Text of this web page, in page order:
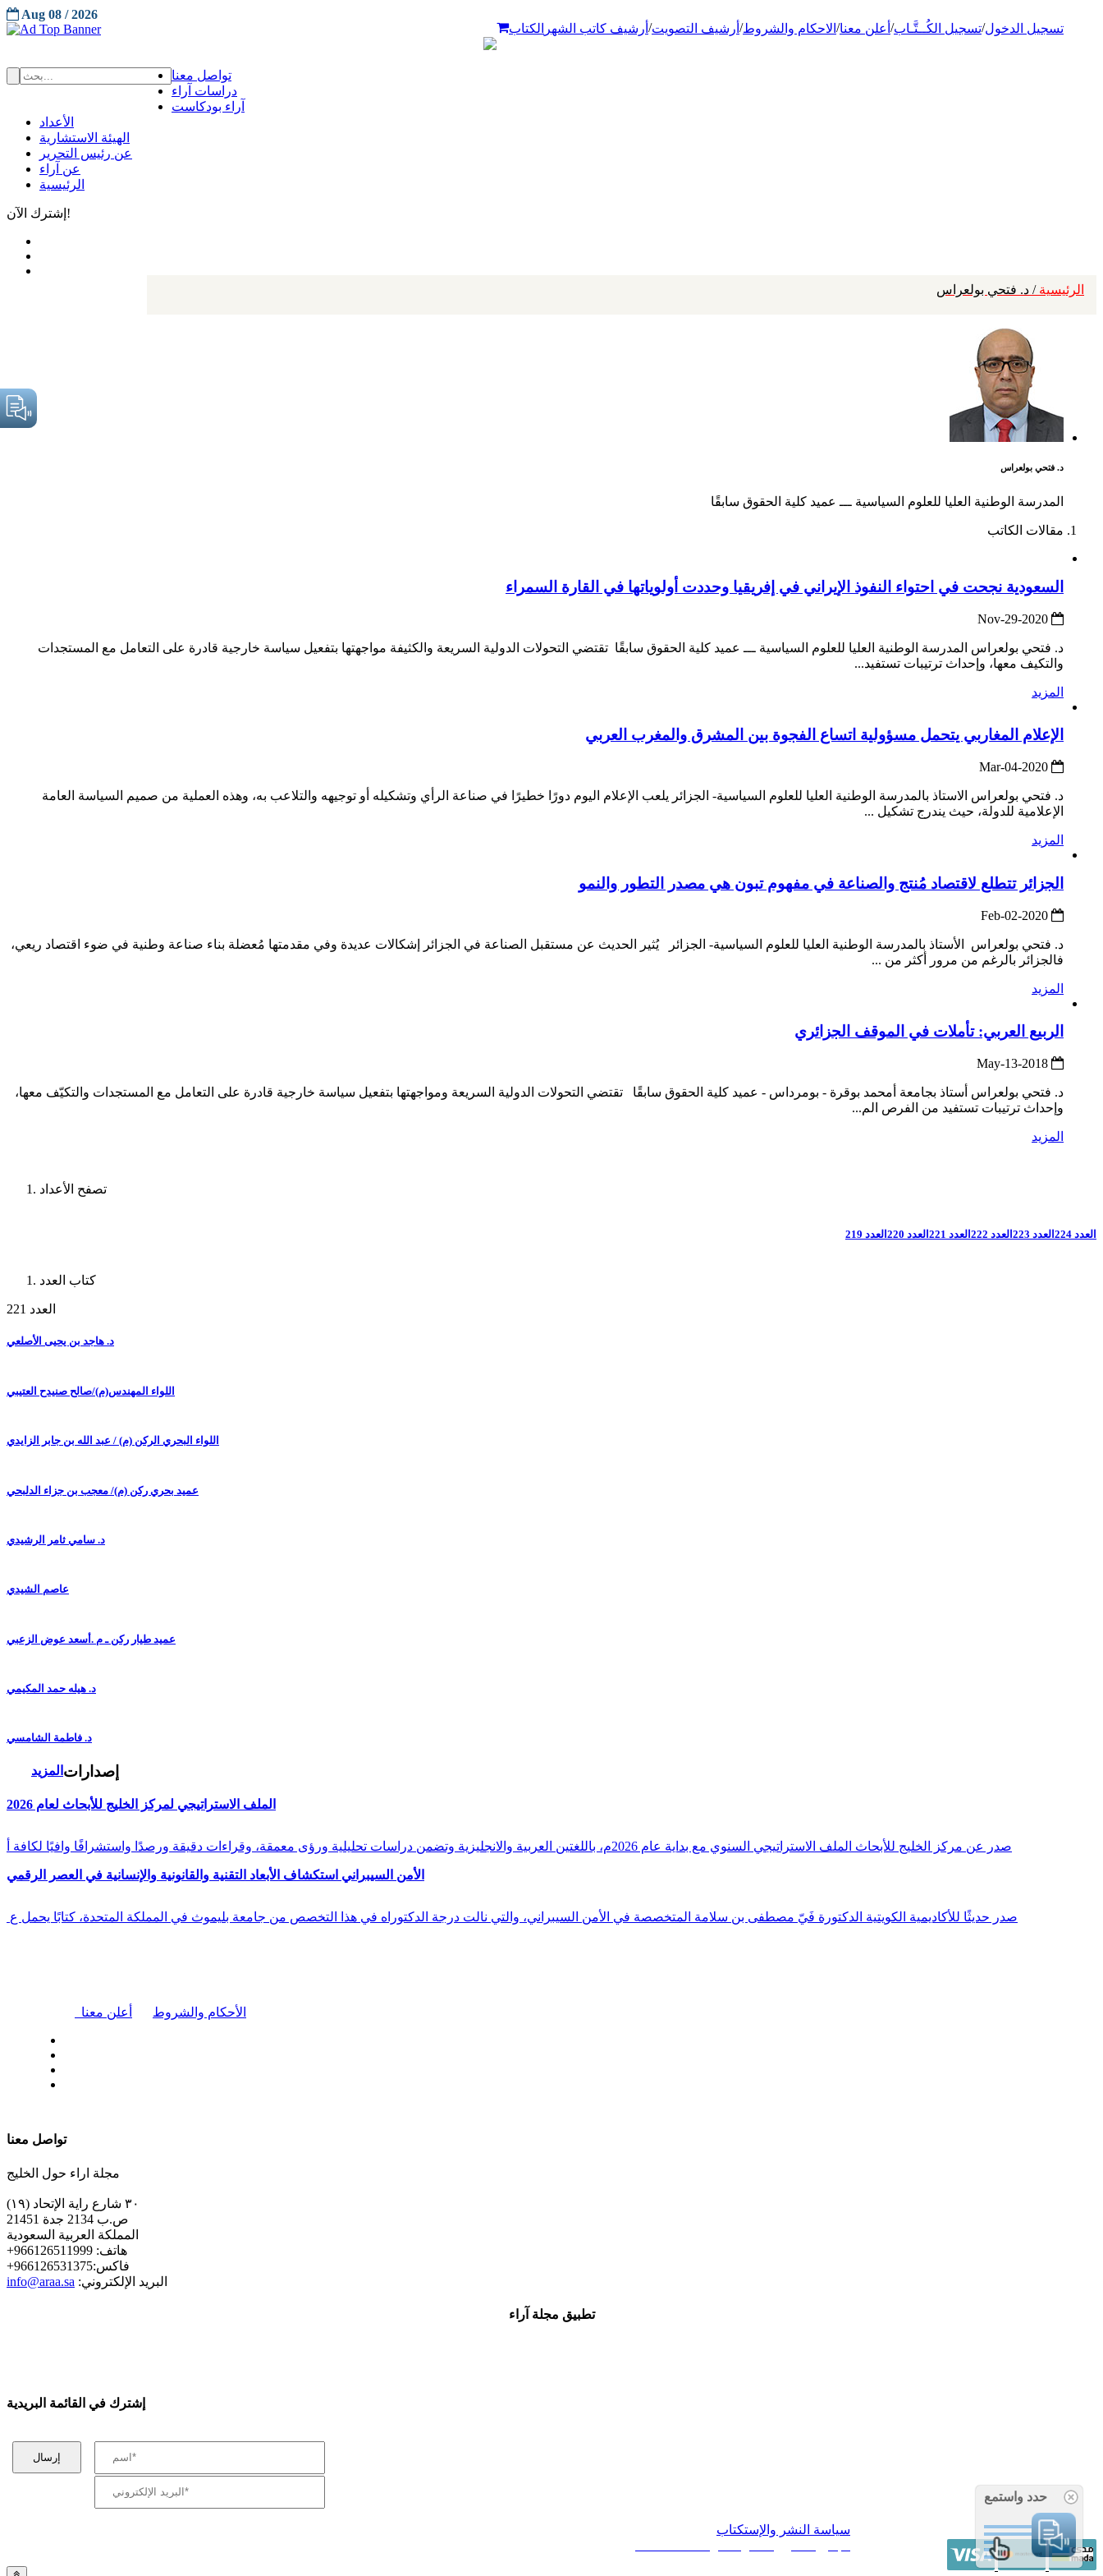
تسجيل الدخول/تسجيل الكُــتَّـاب/ أعلن معنا/ الاحكام والشروط/ أرشيف التصويت/ أرشيف كاتب الشهر الكتاب
Aug 08 / 2026
تواصل معنا
دراسات آراء
آراء بودكاست
الأعداد
الهيئة الاستشارية
عن رئيس التحرير
عن آراء
الرئيسية
إشترك الآن!
الرئيسية / د. فتحي بولعراس
د. فتحي بولعراس
المدرسة الوطنية العليا للعلوم السياسية ـــ عميد كلية الحقوق سابقًا
مقالات الكاتب
السعودية نجحت في احتواء النفوذ الإيراني في إفريقيا وحددت أولوياتها في القارة السمراء
د. فتحي بولعراس المدرسة الوطنية العليا للعلوم السياسية ـــ عميد كلية الحقوق سابقًا تقتضي التحولات الدولية السريعة والكثيفة مواجهتها بتفعيل سياسة خارجية قادرة على التعامل مع المستجدات
والتكيف معها، وإحداث ترتيبات تستفيد...
المزيد
الإعلام المغاربي يتحمل مسؤولية اتساع الفجوة بين المشرق والمغرب العربي
د. فتحي بولعراس الاستاذ بالمدرسة الوطنية العليا للعلوم السياسية- الجزائر يلعب الإعلام اليوم دورًا خطيرًا في صناعة الرأي وتشكيله أو توجيهه والتلاعب به، وهذه العملية من صميم السياسة العامة
الإعلامية للدولة، حيث يندرج تشكيل ...
المزيد
الجزائر تتطلع لاقتصاد مُنتج والصناعة في مفهوم تبون هي مصدر التطور والنمو
د. فتحي بولعراس الأستاذ بالمدرسة الوطنية العليا للعلوم السياسية- الجزائر يُثير الحديث عن مستقبل الصناعة في الجزائر إشكالات عديدة وفي مقدمتها مُعضلة بناء صناعة وطنية في ضوء اقتصاد ريعي،
فالجزائر بالرغم من مرور أكثر من ...
المزيد
الربيع العربي: تأملات في الموقف الجزائري
د. فتحي بولعراس أستاذ بجامعة أمحمد بوقرة - بومرداس - عميد كلية الحقوق سابقًا تقتضي التحولات الدولية السريعة ومواجهتها بتفعيل سياسة خارجية قادرة على التعامل مع المستجدات والتكيّف معها،
وإحداث ترتيبات تستفيد من الفرص الم...
المزيد
تصفح الأعداد
العدد 224 العدد 223 العدد 222 العدد 221 العدد 220 العدد 219
كتاب العدد
العدد 221
د. هاجد بن يحيى الأصلعي
اللواء المهندس(م)/صالح صنيدح العتيبي
اللواء البحري الركن (م) / عبد الله بن جابر الزايدي
عميد بحري ركن (م)/ معجب بن جزاء الدلبحي
د. سامي ثامر الرشيدي
عاصم الشيدي
عميد طيار ركن ـ م .أسعد عوض الزعبي
د. هيله حمد المكيمي
د. فاطمة الشامسي
المزيد إصدارات
الملف الاستراتيجي لمركز الخليج للأبحاث لعام 2026
صدر عن مركز الخليج للأبحاث الملف الاستراتيجي السنوي مع بداية عام 2026م، باللغتين العربية والانجليزية وتضمن دراسات تحليلية ورؤى معمقة، وقراءات دقيقة ورصدًا واستشرافًا وافيًا لكافة أ
الأمن السيبراني استكشاف الأبعاد التقنية والقانونية والإنسانية في العصر الرقمي
صدر حديثًا للأكاديمية الكويتية الدكتورة فَيّ مصطفى بن سلامة المتخصصة في الأمن السيبراني، والتي نالت درجة الدكتوراه في هذا التخصص من جامعة بليموث في المملكة المتحدة، كتابًا يحمل ع
أعلن معنا الأحكام والشروط
تواصل معنا
مجلة اراء حول الخليج
٣٠ شارع راية الإتحاد (١٩)
ص.ب 2134 جدة 21451
المملكة العربية السعودية
+هاتف: 966126511999
+فاكس:966126531375
info@araa.sa :البريد الإلكتروني
تطبيق مجلة آراء
إشترك في القائمة البريدية
سياسة النشر والإستكتاب
حدد واستمع